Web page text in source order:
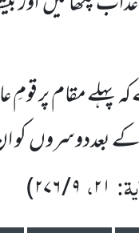
پہلے مقام پر قومِ
کے بعددوسروں
۲۱، ۹ / ۲۷۶ )